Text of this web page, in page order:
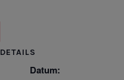
DETAILS
Datum: